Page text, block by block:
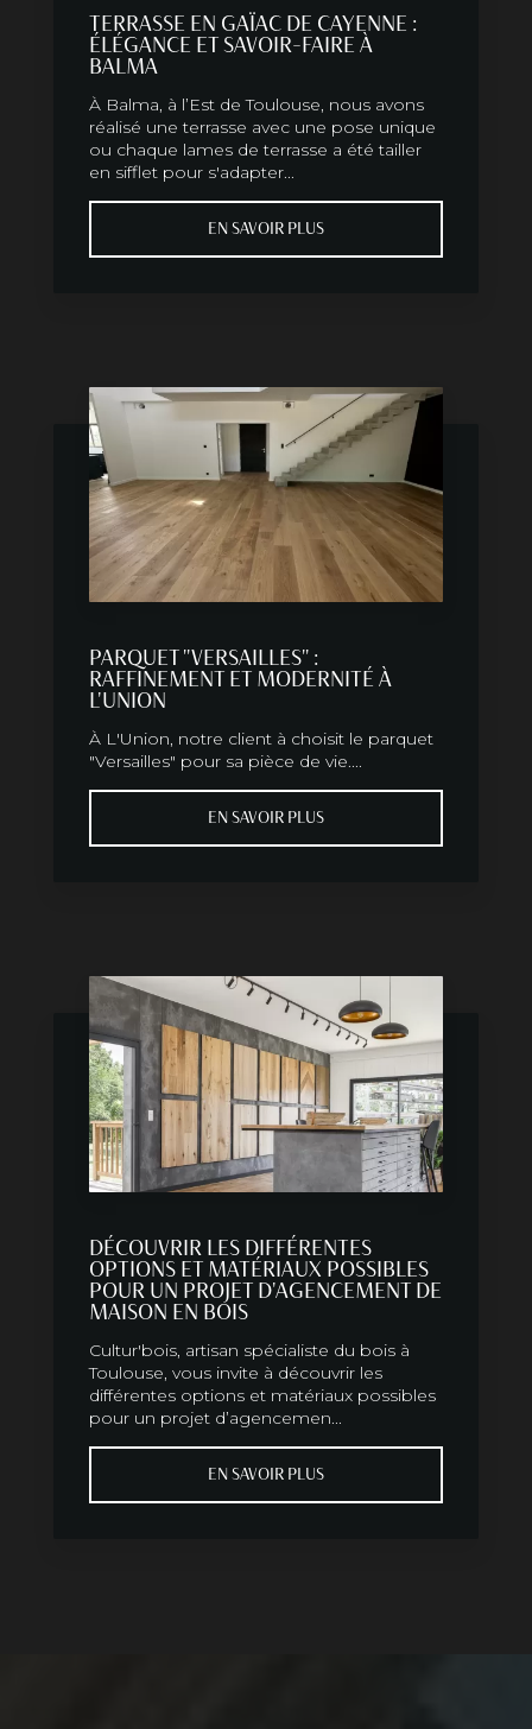
TERRASSE EN GAÏAC DE CAYENNE :
ÉLÉGANCE ET SAVOIR-FAIRE À
BALMA
À Balma, à l’Est de Toulouse, nous avons
réalisé une terrasse avec une pose unique
ou chaque lames de terrasse a été tailler
en sifflet pour s'adapter...
EN SAVOIR PLUS
PARQUET "VERSAILLES" :
RAFFINEMENT ET MODERNITÉ À
L'UNION
À L'Union, notre client à choisit le parquet
"Versailles" pour sa pièce de vie....
EN SAVOIR PLUS
DÉCOUVRIR LES DIFFÉRENTES
OPTIONS ET MATÉRIAUX POSSIBLES
POUR UN PROJET D'AGENCEMENT DE
MAISON EN BOIS
Cultur'bois, artisan spécialiste du bois à
Toulouse, vous invite à découvrir les
différentes options et matériaux possibles
pour un projet d’agencemen...
EN SAVOIR PLUS